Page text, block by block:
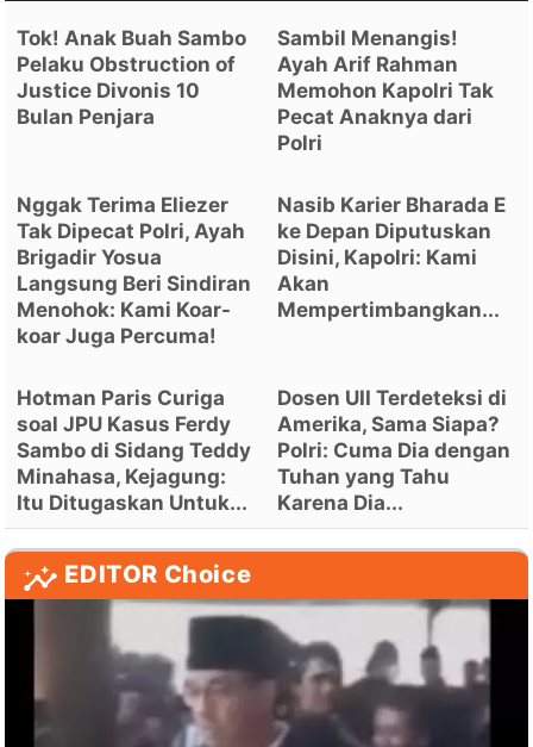
Tok! Anak Buah Sambo
Pelaku Obstruction of
Justice Divonis 10
Bulan Penjara
Sambil Menangis!
Ayah Arif Rahman
Memohon Kapolri Tak
Pecat Anaknya dari
Polri
Nggak Terima Eliezer
Tak Dipecat Polri, Ayah
Brigadir Yosua
Langsung Beri Sindiran
Menohok: Kami Koar-
koar Juga Percuma!
Nasib Karier Bharada E
ke Depan Diputuskan
Disini, Kapolri: Kami
Akan
Mempertimbangkan...
Hotman Paris Curiga
soal JPU Kasus Ferdy
Sambo di Sidang Teddy
Minahasa, Kejagung:
Itu Ditugaskan Untuk...
Dosen UII Terdeteksi di
Amerika, Sama Siapa?
Polri: Cuma Dia dengan
Tuhan yang Tahu
Karena Dia...
EDITOR Choice